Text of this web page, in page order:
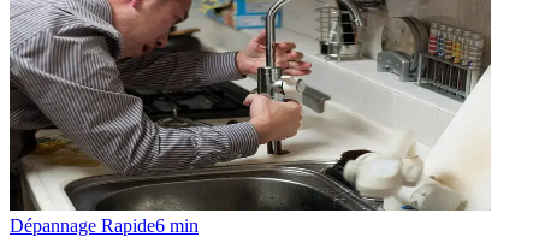
Dépannage Rapide6 min